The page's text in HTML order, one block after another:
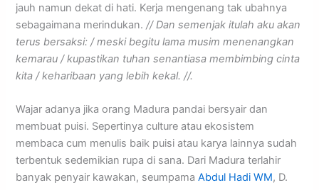
jauh namun dekat di hati. Kerja mengenang tak ubahnya
sebagaimana merindukan.// Dan semenjak itulah aku akan
terus bersaksi: / meski begitu lama musim menenangkan
kemarau / kupastikan tuhan senantiasa membimbing cinta
kita / keharibaan yang lebih kekal. //.
Wajar adanya jika orang Madura pandai bersyair dan
membuat puisi. Sepertinya culture atau ekosistem
membaca cum menulis baik puisi atau karya lainnya sudah
terbentuk sedemikian rupa di sana. Dari Madura terlahir
banyak penyair kawakan, seumpamaAbdul Hadi WM, D.